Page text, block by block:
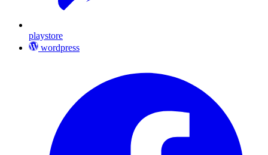
playstore
wordpress